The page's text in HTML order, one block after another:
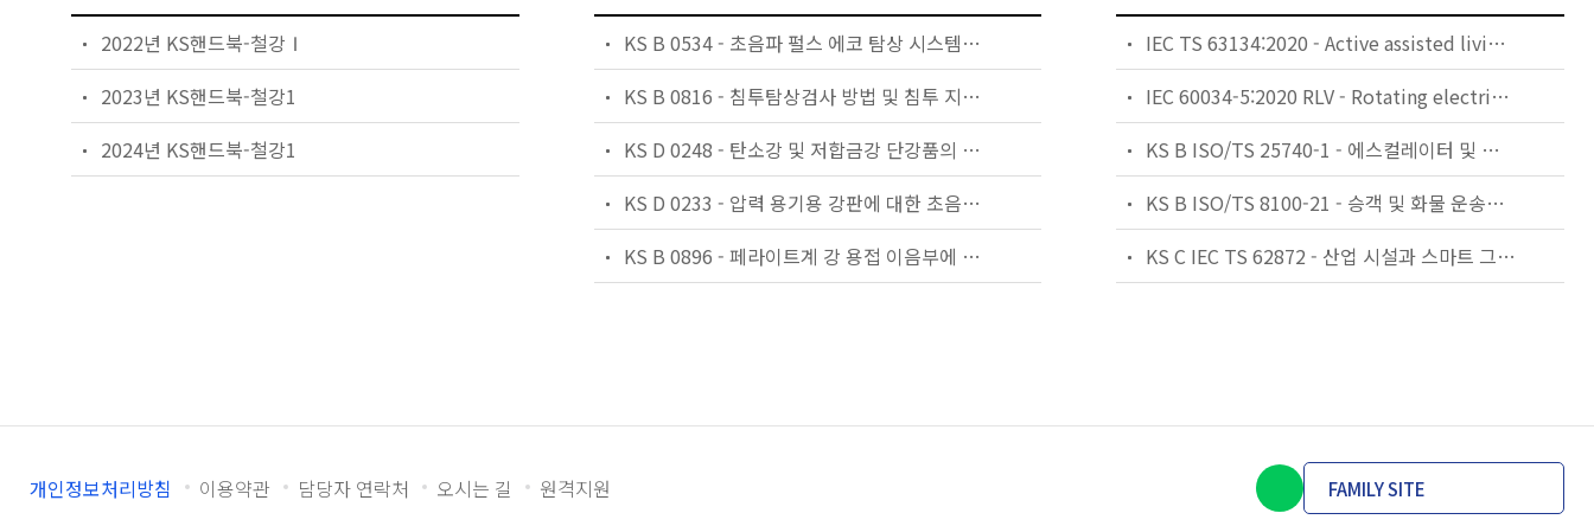
2022년 KS핸드북-철강Ⅰ
2023년 KS핸드북-철강1
2024년 KS핸드북-철강1
KS B 0534 - 초음파 펄스 에코 탐상 시스템의 성능 평가 방법
KS B 0816 - 침투탐상검사 방법 및 침투 지시의 분류
KS D 0248 - 탄소강 및 저합금강 단강품의 초음파탐상검사
KS D 0233 - 압력 용기용 강판에 대한 초음파탐상검사
KS B 0896 - 페라이트계 강 용접 이음부에 대한 초음파탐상검사
IEC TS 63134:2020 - Active assisted living (AAL) use cases
IEC 60034-5:2020 RLV - Rotating electrical machines - Part 5: Degrees of protection provided by the integral design of rotating electrical machines (IP code) - Classification
KS B ISO/TS 25740-1 - 에스컬레이터 및 무빙워크에 대한 안전요건 — 제1부: 세계공통 필수 안전요건(GESRs)
KS B ISO/TS 8100-21 - 승객 및 화물 운송용 엘리베이터 —제21부: 세계공통 필수안전요건(GESRs)을 충족하는 세계공통 안전 파라미터(GSPs)
KS C IEC TS 62872 - 산업 시설과 스마트 그리드 사이의 산업 공정 측정, 제어 및 자동화 시스템 인터페이스
개인정보처리방침 이용약관 담당자 연락처 오시는 길 원격지원 FAMILY SITE